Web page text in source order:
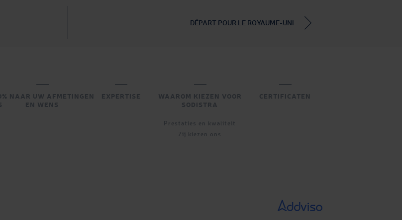
DÉPART POUR LE ROYAUME-UNI
NAAR UW AFMETINGEN
EN WENS
EXPERTISE
WAAROM KIEZEN VOOR
SODISTRA
Prestaties en kwaliteit
Zij kiezen ons
CERTIFICATEN